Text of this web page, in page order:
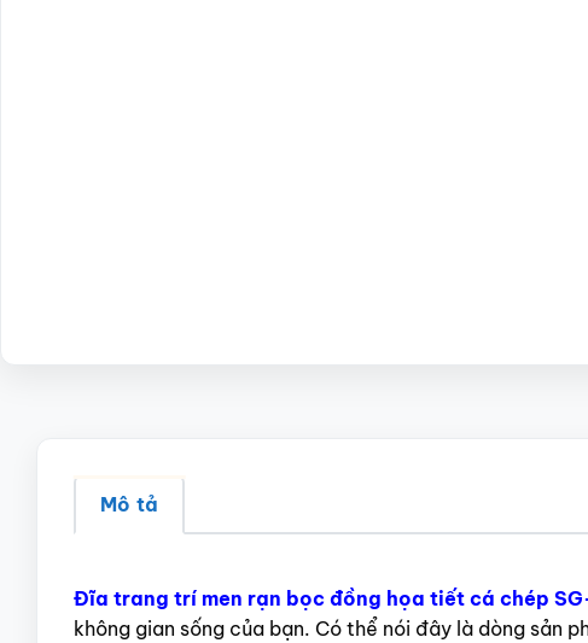
Mô tả
Đĩa trang trí men rạn bọc đồng họa tiết cá chép
không gian sống của bạn. Có thể nói đây là dòng sản